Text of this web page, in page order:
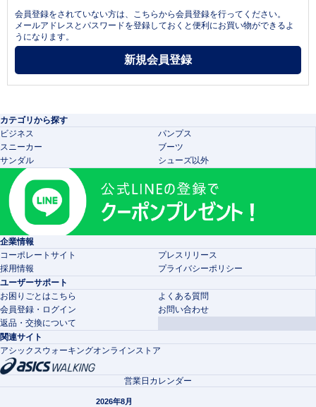
会員登録をされていない方は、こちらから会員登録を行ってください。
メールアドレスとパスワードを登録しておくと便利にお買い物ができるよ
うになります。
カテゴリから探す
ビジネス
パンプス
スニーカー
ブーツ
サンダル
シューズ以外
企業情報
コーポレートサイト
プレスリリース
採用情報
プライバシーポリシー
ユーザーサポート
お困りごとはこちら
よくある質問
会員登録・ログイン
お問い合わせ
返品・交換について
関連サイト
アシックスウォーキングオンラインストア
営業日カレンダー
2026年8月